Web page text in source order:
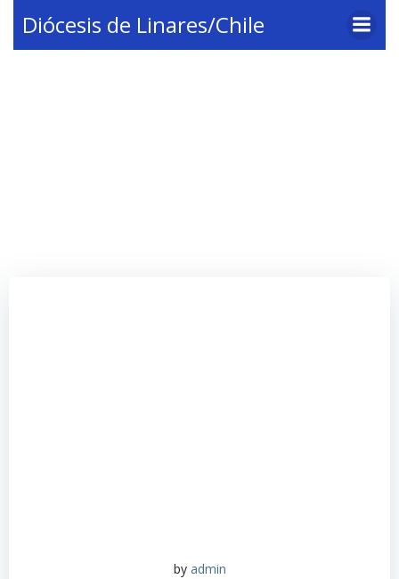
al
contenido
Diócesis de Linares/Chile
by admin